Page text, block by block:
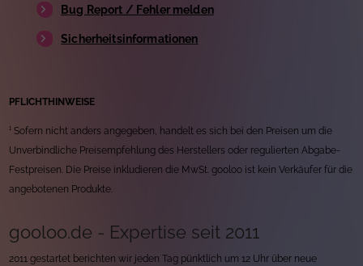
Bug Report / Fehler melden
Sicherheitsinformationen
PFLICHTHINWEISE
¹ Sofern nicht anders angegeben, handelt es sich bei den Preisen um die
Unverbindliche Preisempfehlung des Herstellers oder regulierten Abgabe-
Festpreisen. Die Preise inkludieren die MwSt. gooloo ist kein Verkäufer für die
angebotenen Produkte.
gooloo.de - Expertise seit 2011
2011 gestartet berichten wir jeden Tag pünktlich um 12 Uhr über neue